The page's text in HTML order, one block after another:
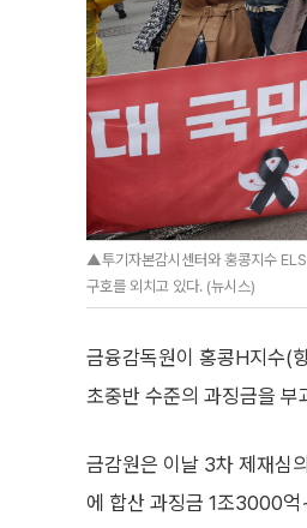
▲투기자본감시센터와 홍콩지수
구호를 외치고 있다. (뉴시스)
금융감독원이 홍콩H지수(
초중반 수준의 과징금을 부
금감원은 이날 3차 제재심
에 합산 과징금 1조3000